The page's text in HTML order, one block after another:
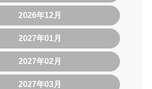
2026年12月
2027年01月
2027年02月
2027年03月